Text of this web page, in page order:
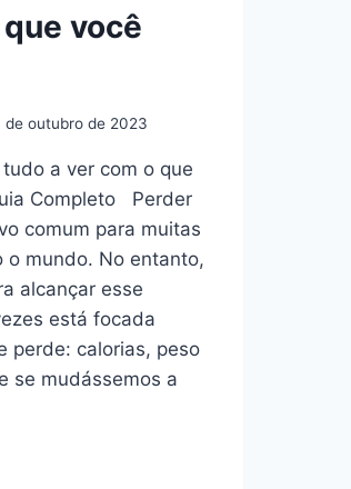
você
de outubro de 2023
a ver com o que
Completo Perder
comum para muitas
o mundo. No entanto,
alcançar esse
está focada
perde: calorias, peso
se mudássemos a